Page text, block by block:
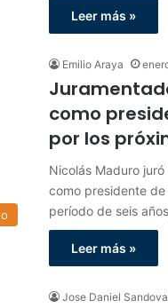
Leer más »
Emilio Araya
como
por los
Nicolás Maduro
como presidente
período de seis
Leer más »
Jose Daniel